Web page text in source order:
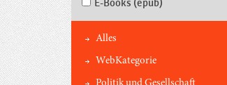
E-Books (epub)
Alles
WebKategorie